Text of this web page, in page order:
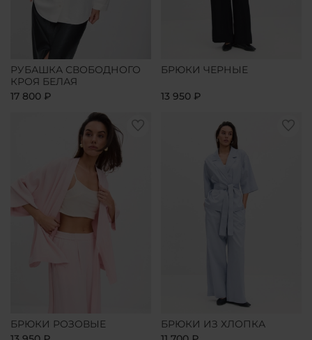
РУБАШКА СВОБОДНОГО
КРОЯ БЕЛАЯ
17 800 ₽
БРЮКИ ЧЕРНЫЕ
13 950 ₽
БРЮКИ РОЗОВЫЕ
БРЮКИ ИЗ ХЛОПКА